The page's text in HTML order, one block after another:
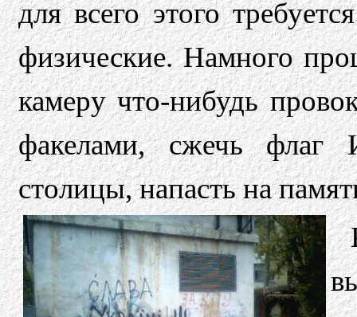
для всего этого
физические. Намного
камеру что-нибудь
факелами, сжечь флаг
столицы, напасть на